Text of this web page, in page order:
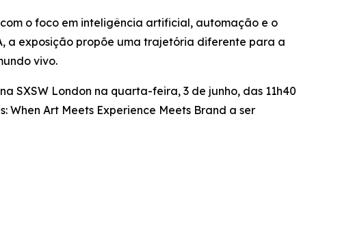
o foco em inteligência artificial, automação e o
a exposição propõe uma trajetória diferente para a
vivo.
na SXSW London na quarta-feira, 3 de junho, das 11h40
When Art Meets Experience Meets Brand a ser